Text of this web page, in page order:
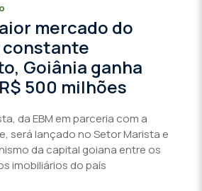
mercado do
constante
Goiânia ganha
500 milhões
da EBM em parceria com a
será lançado no Setor Marista e
da capital goiana entre os
imobiliários do país